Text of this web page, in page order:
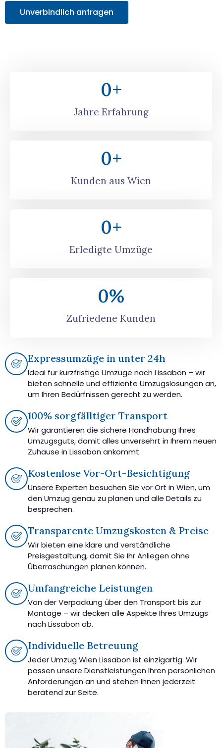
Unverbindlich anfragen
Jahre Erfahrung
0+
Kunden aus Wien
0+
Erledigte Umzüge
0+
Zufriedene Kunden
0%
Expressumzüge in unter 24h
Ideal für kurzfristige Umzüge nach Lissabon – wir
bieten schnelle und effiziente Umzugslösungen an,
um Ihren Bedürfnissen gerecht zu werden.
100% sorgfälltiger Transport
Wir garantieren die sichere Handhabung Ihres
Umzugsguts, damit alles unversehrt in Ihrem neuen
Zuhause in Lissabon ankommt.
Kostenlose Vor-Ort-Besichtigung
Unsere Experten besuchen Sie vor Ort in Wien, um
den Umzug genau zu planen und alle Details zu
besprechen.
Transparente Umzugskosten & Preise
Wir bieten eine klare und verständliche
Preisgestaltung, damit Sie Ihr Anliegen ohne
Überraschungen planen können.
Umfangreiche Leistungen
Von der Verpackung über den Transport bis zur
Montage – wir decken alle Aspekte Ihres Umzugs
nach Lissabon ab.
Individuelle Betreuung
Jeder Umzug Wien Lissabon ist einzigartig. Wir
passen unsere Dienstleistungen Ihren persönlichen
Anforderungen an und stehen Ihnen jederzeit
beratend zur Seite.